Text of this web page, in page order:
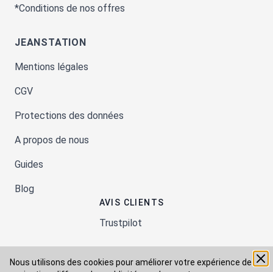
Nous utilisons des cookies pour améliorer votre expérience de
*Conditions de nos offres
JEANSTATION
Mentions légales
CGV
Protections des données
A propos de nous
Guides
Blog
AVIS CLIENTS
Trustpilot